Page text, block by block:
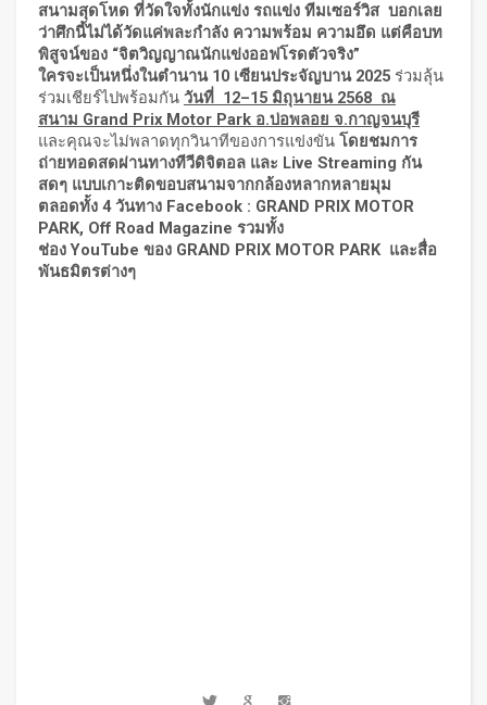
สนามสุดโหด ที่วัดใจทั้งนักแข่ง รถแข่ง ทีมเซอร์วิส บอกเลย
ว่าศึกนี้ไม่ได้วัดแค่พละกำลัง ความพร้อม ความอึด แต่คือบท
พิสูจน์ของ “จิตวิญญาณนักแข่งออฟโรดตัวจริง”
ใครจะเป็นหนึ่งในตำนาน 10 เซียนประจัญบาน 2025 ร่วมลุ้น
ร่วมเชียร์ไปพร้อมกัน วันที่ 12–15 มิถุนายน 2568 ณ
สนาม Grand Prix Motor Park อ.บ่อพลอย จ.กาญจนบุรี
และคุณจะไม่พลาดทุกวินาทีของการแข่งขัน โดยชมการ
ถ่ายทอดสดผ่านทางทีวีดิจิตอล และ Live Streaming กัน
สดๆ แบบเกาะติดขอบสนามจากกล้องหลากหลายมุม
ตลอดทั้ง 4 วันทาง Facebook : GRAND PRIX MOTOR
PARK, Off Road Magazine รวมทั้ง
ช่อง YouTube ของ GRAND PRIX MOTOR PARK และสื่อ
พันธมิตรต่างๆ